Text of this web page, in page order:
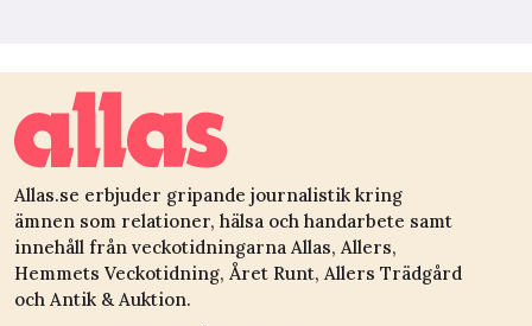
Allas.se erbjuder gripande journalistik kring
ämnen som relationer, hälsa och handarbete samt
innehåll från veckotidningarna Allas, Allers,
Hemmets Veckotidning, Året Runt, Allers Trädgård
och Antik & Auktion.